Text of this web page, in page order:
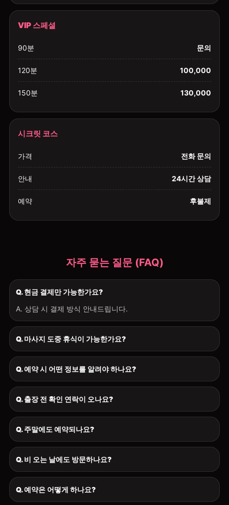
VIP 스페셜
90분 문의
120분 100,000
150분 130,000
시크릿 코스
가격 전화 문의
안내 24시간 상담
예약 후불제
자주 묻는 질문 (FAQ)
Q. 현금 결제만 가능한가요?
A. 상담 시 결제 방식 안내드립니다.
Q. 마사지 도중 휴식이 가능한가요?
Q. 예약 시 어떤 정보를 알려야 하나요?
Q. 출장 전 확인 연락이 오나요?
Q. 주말에도 예약되나요?
Q. 비 오는 날에도 방문하나요?
Q. 예약은 어떻게 하나요?